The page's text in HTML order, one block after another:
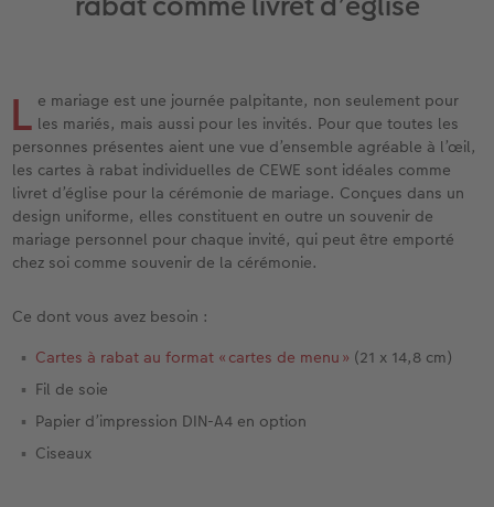
Étui personnalisé
LIVRE PHOTO CEWE Bébé
Couverture en cuir et en lin
Premières étapes
Possibilités de commande
Exemples
Coffeetable Book «Art Collection»
Tirages photo sur papier recyclé
Lot de photos
Autocollants photo
Tirages immédiats
Photo d’identité biométrique
Accessoires
Affiche carte personnalisée
hexxas
Photo sous plexi
Photo sur alu-dibond
Photo sur bois
Tableau photo Prestige
Multi-déco
Autres occasions
Cartes photo
Cartes postales
Carte à l’unité
CEWE myPhotos
Jeux
Animaux de compagnie
Faber-Castell
Tirages créatifs
Boîte cadeau photo
Idées de cadeaux
CEWE myPhotos
Coques en silicone
Coques en cuir
Coques en bois
Coques avec cordon
Avec design
CEWE myPhotos
Calendriers muraux avec design
Calendrier mural A4 Panorama
Calendrier mural A3
Calendrier de bureau carré
CEWE myPhotos
Accessoires
pour l’anniversaire
Cadeaux pour le départ
Cadeaux photo pour Pâques
pour les jeunes mariés
pour l’EVJF
Mariage
Concours photos
Témoignages
Magazine CEWE
App
L e mariage est une journée palpitante, non seulement pour
les mariés, mais aussi pour les invités. Pour que toutes les
personnes présentes aient une vue d’ensemble agréable à l’œil,
les cartes à rabat individuelles de CEWE sont idéales comme
livret d’église pour la cérémonie de mariage. Conçues dans un
design uniforme, elles constituent en outre un souvenir de
mariage personnel pour chaque invité, qui peut être emporté
chez soi comme souvenir de la cérémonie.
Ce dont vous avez besoin :
Cartes à rabat au format « cartes de menu » (21 x 14,8 cm)
Fil de soie
Papier d’impression DIN-A4 en option
Ciseaux